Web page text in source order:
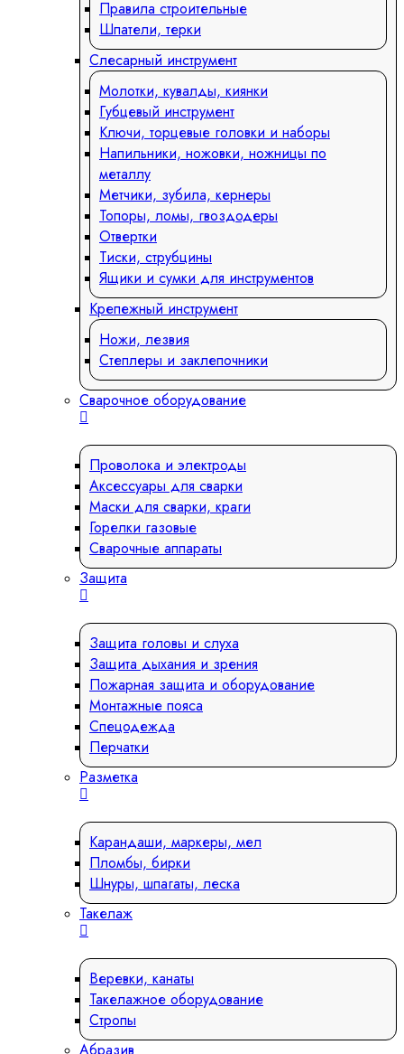
Правила строительные
Шпатели, терки
Слесарный инструмент
Молотки, кувалды, киянки
Губцевый инструмент
Ключи, торцевые головки и наборы
Напильники, ножовки, ножницы по
металлу
Метчики, зубила, кернеры
Топоры, ломы, гвоздодеры
Отвертки
Тиски, струбцины
Ящики и сумки для инструментов
Крепежный инструмент
Ножи, лезвия
Степлеры и заклепочники
Сварочное оборудование
Проволока и электроды
Аксессуары для сварки
Маски для сварки, краги
Горелки газовые
Сварочные аппараты
Защита
Защита головы и слуха
Защита дыхания и зрения
Пожарная защита и оборудование
Монтажные пояса
Спецодежда
Перчатки
Разметка
Карандаши, маркеры, мел
Пломбы, бирки
Шнуры, шпагаты, леска
Такелаж
Веревки, канаты
Такелажное оборудование
Стропы
Абразив